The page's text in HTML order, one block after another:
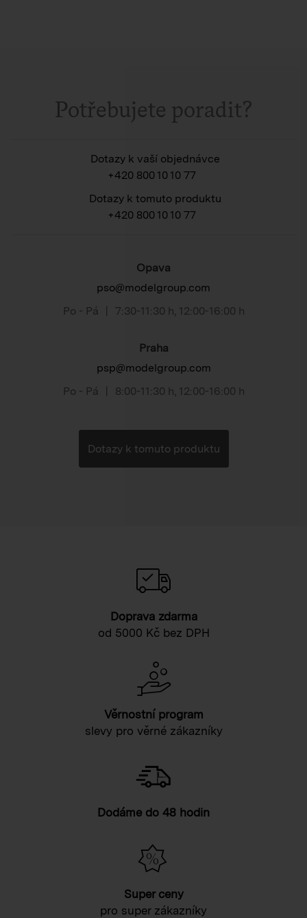
Potřebujete poradit?
Dotazy k vaší objednávce
+420 800 10 10 77
Dotazy k tomuto produktu
+420 800 10 10 77
Opava
pso@modelgroup.com
Po - Pá
7:30-11:30 h 12:00-16:00 h
Praha
psp@modelgroup.com
Po - Pá
8:00-11:30 h 12:00-16:00 h
Dotazy k tomuto produktu
Doprava zdarma
od 5000 Kč bez DPH
Věrnostní program
slevy pro věrné zákazníky
Dodáme do 48 hodin
Super ceny
pro super zákazníky